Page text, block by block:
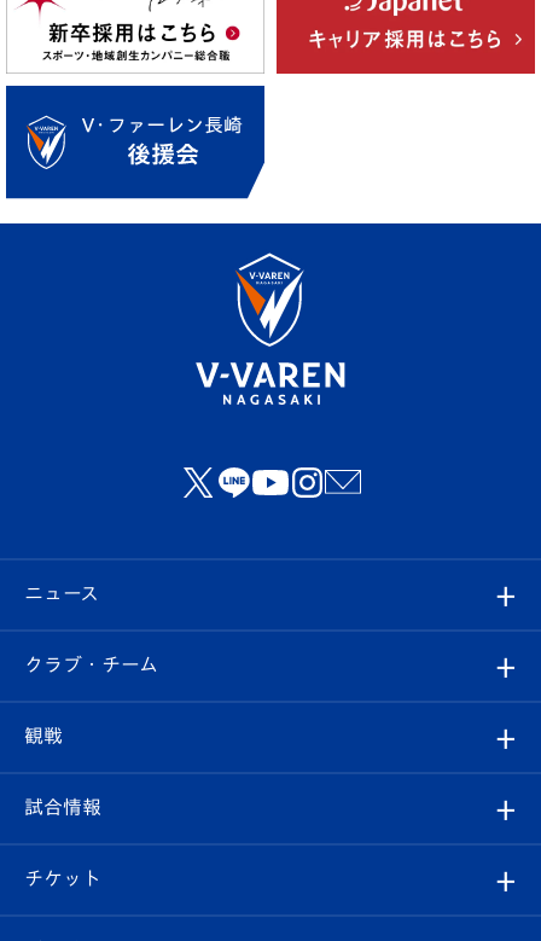
ニュース
すべて
クラブ
試合情報
クラブ・チーム
クラブ概要
エンブレム紹介
観戦
観戦ルール
はじめての観戦ガイド
試合情報
試合日程/結果
チケット